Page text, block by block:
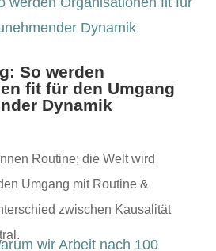
So werden
fit für den Umgang
Dynamik
Rou­tine; die Welt wird
Umgang mit Rou­tine &
zwis­chen Kausal­ität